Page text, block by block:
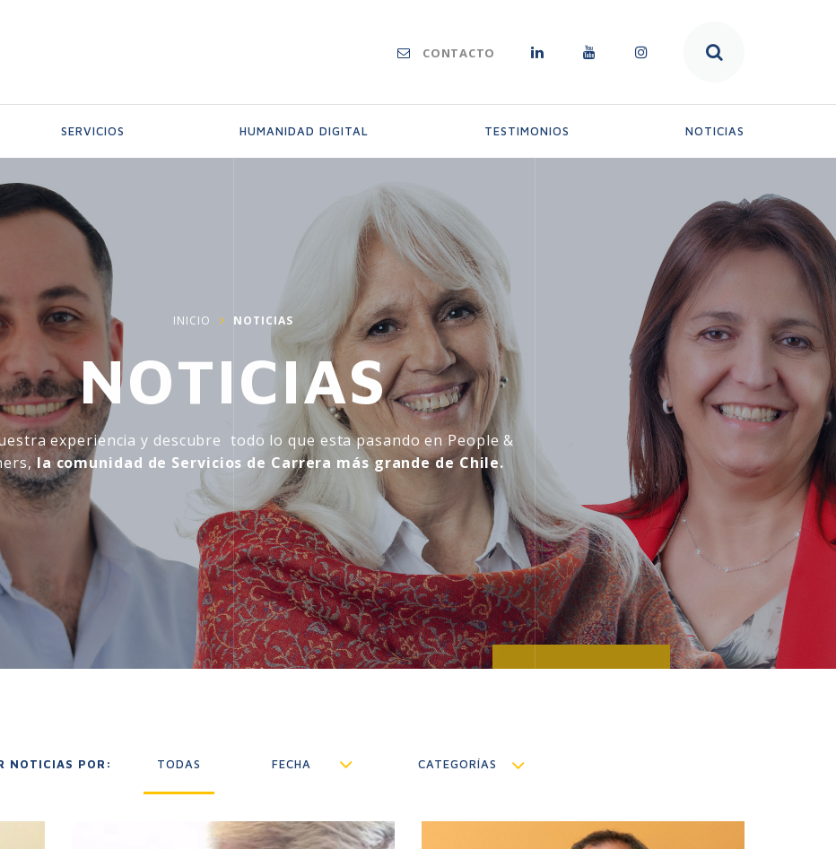
CONTACTO
SERVICIOS HUMANIDAD DIGITAL TESTIMONIOS NOTICIAS
INICIO NOTICIAS
NOTICIAS
experiencia y descubre todo lo que esta pasando en People &
la comunidad de Servicios de Carrera más grande de Chile.
NOTICIAS POR: TODAS FECHA CATEGORÍAS